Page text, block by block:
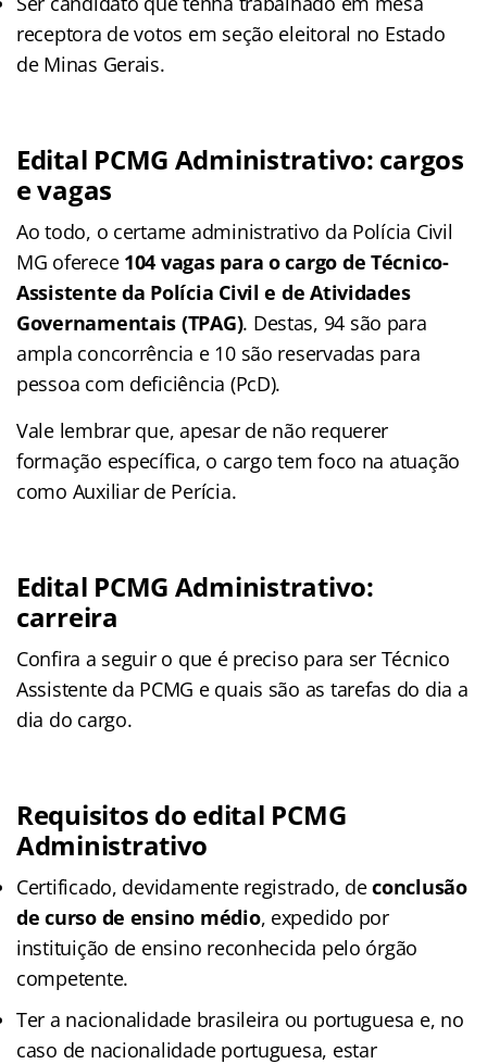
receptora de votos em seção eleitoral no Estado
de Minas Gerais.
Edital PCMG Administrativo: cargos
e vagas
Ao todo, o certame administrativo da Polícia Civil
MG oferece 104 vagas para o cargo de Técnico-
Assistente da Polícia Civil e de Atividades
Governamentais (TPAG). Destas, 94 são para
ampla concorrência e 10 são reservadas para
pessoa com deficiência (PcD).
Vale lembrar que, apesar de não requerer
formação específica, o cargo tem foco na atuação
como Auxiliar de Perícia.
Edital PCMG Administrativo:
carreira
Confira a seguir o que é preciso para ser Técnico
Assistente da PCMG e quais são as tarefas do dia a
dia do cargo.
Requisitos do edital PCMG
Administrativo
Certificado, devidamente registrado, deconclusão
de curso de ensino médio, expedido por
instituição de ensino reconhecida pelo órgão
competente.
Ter a nacionalidade brasileira ou portuguesa e, no
caso de nacionalidade portuguesa, estar